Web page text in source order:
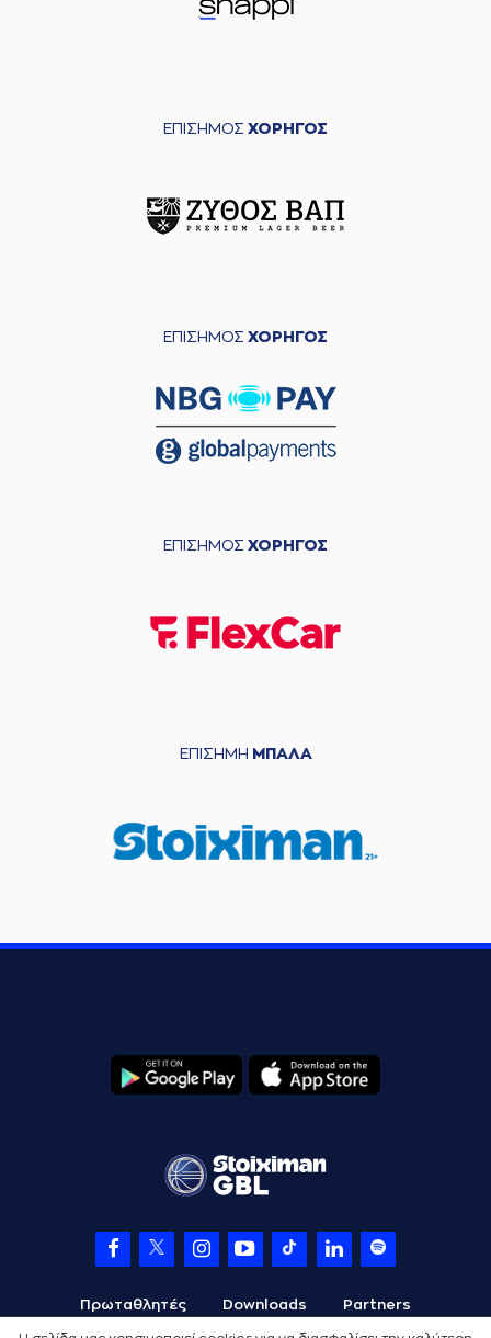
ΕΠΙΣΗΜΟΣ ΧΟΡΗΓΟΣ
ΕΠΙΣΗΜΟΣ ΧΟΡΗΓΟΣ
ΕΠΙΣΗΜΟΣ ΧΟΡΗΓΟΣ
ΕΠΙΣΗΜΗ ΜΠΑΛΑ
Πρωταθλητές Downloads Partners